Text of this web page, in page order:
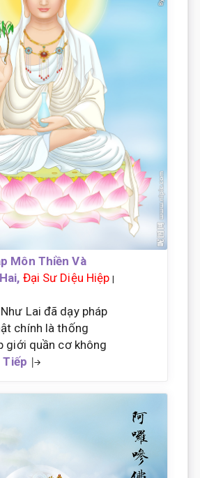
Môn Thiền Và
Đại Sư Diệu Hiệp |
Lai đã dạy pháp
chính là thống
giới quần cơ không
Tiếp